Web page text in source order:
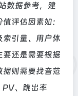
数据参考，建
评估因素如：
引量、用户体
还是需要根据
则需要找音范
PV、跳出率